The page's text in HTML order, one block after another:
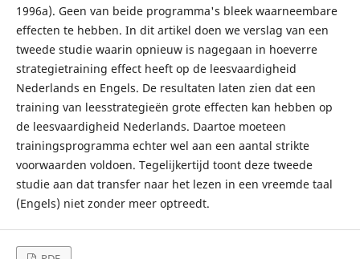
1996a). Geen van beide programma's bleek waarneembare
effecten te hebben. In dit artikel doen we verslag van een
tweede studie waarin opnieuw is nagegaan in hoeverre
strategietraining effect heeft op de leesvaardigheid
Nederlands en Engels. De resultaten laten zien dat een
training van leesstrategieën grote effecten kan hebben op
de leesvaardigheid Nederlands. Daartoe moeteen
trainingsprogramma echter wel aan een aantal strikte
voorwaarden voldoen. Tegelijkertijd toont deze tweede
studie aan dat transfer naar het lezen in een vreemde taal
(Engels) niet zonder meer optreedt.